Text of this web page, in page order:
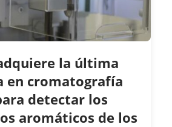
la última
en cromatografía
detectar los
aromáticos de los